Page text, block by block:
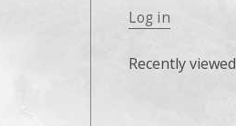
Log in
Recently viewed